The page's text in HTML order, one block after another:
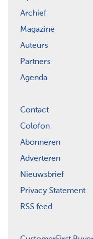
Archief
Magazine
Auteurs
Partners
Agenda
Contact
Colofon
Abonneren
Adverteren
Nieuwsbrief
Privacy Statement
RSS feed